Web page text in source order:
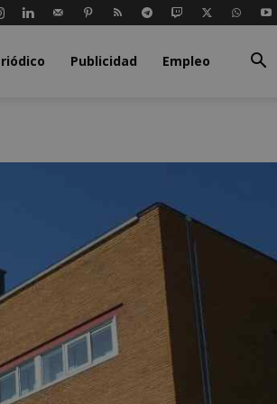
Publicidad Empleo